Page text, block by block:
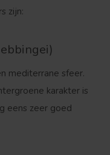
zijn:
mediterrane sfeer.
karakter is
eens zeer goed